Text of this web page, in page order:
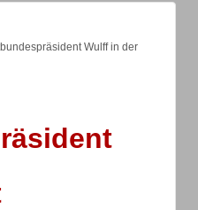
Wulff in der